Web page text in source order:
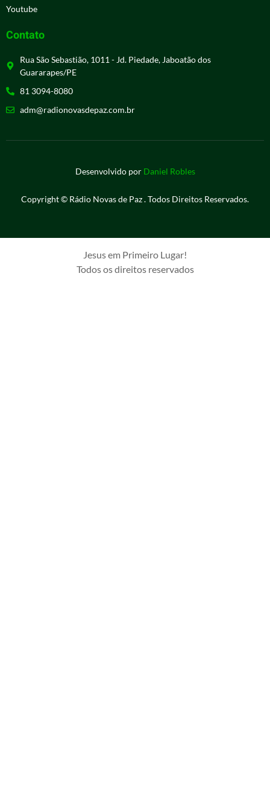
Youtube
Contato
Rua São Sebastião, 1011 - Jd. Piedade, Jaboatão dos
Guararapes/PE
81 3094-8080
adm@radionovasdepaz.com.br
Desenvolvido por Daniel Robles
Copyright © Rádio Novas de Paz . Todos Direitos Reservados.
Jesus em Primeiro Lugar!
Todos os direitos reservados